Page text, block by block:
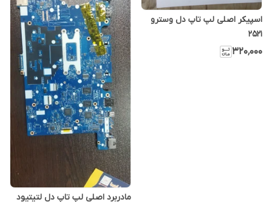
اسپیکر اصلی لپ تاپ دل وسترو
2521
۳۲۰٬۰۰۰
مادربرد اصلی لپ تاپ دل لتیتیود